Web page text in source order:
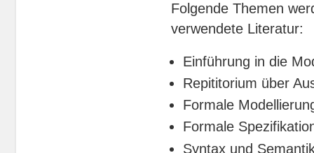
Folgende Themen
verwendete Literatur:
Einführung in die
Repititorium über
Formale
Formale
Syntax und